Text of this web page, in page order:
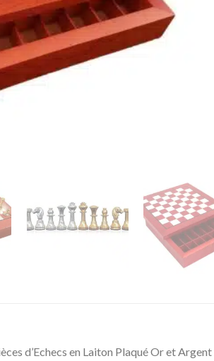
d’Echecs en Laiton Plaqué Or et